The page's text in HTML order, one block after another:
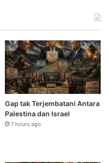
Gap tak Terjembatani Antara
Palestina dan Israel
7 hours ago